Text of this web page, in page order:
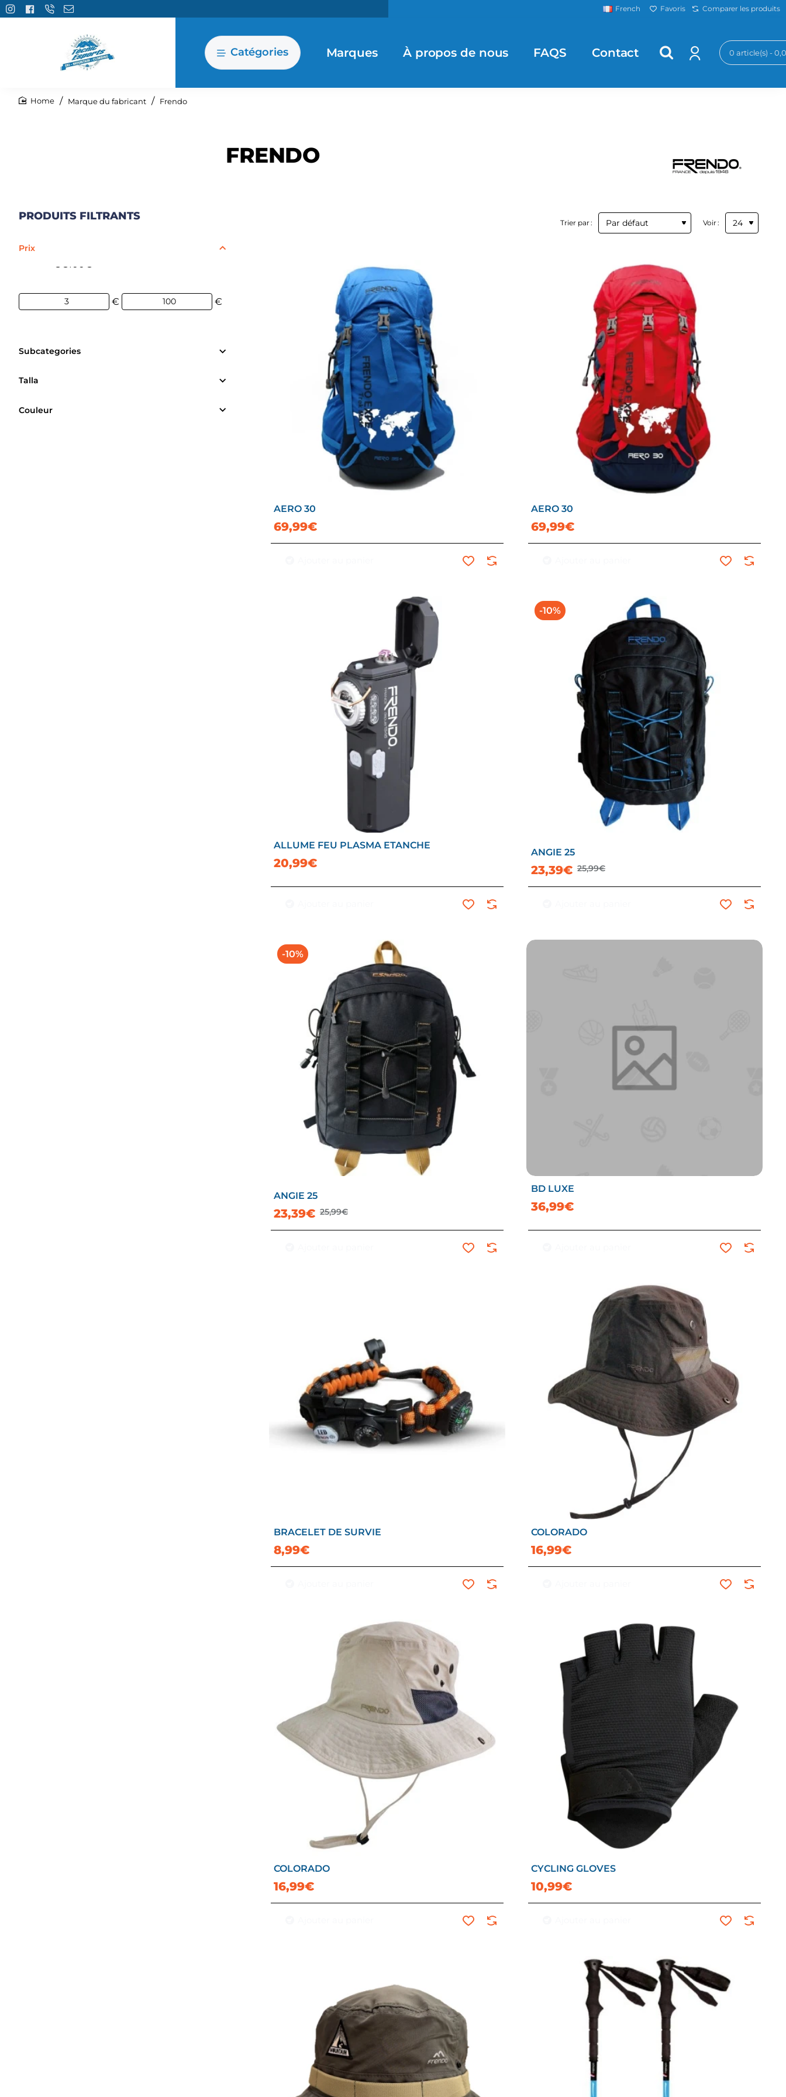
French Favoris Comparer les produits
Catégories Marques À propos de nous FAQS Contact 0 article(s) -
Marque du fabricant Frendo
FRENDO
PRODUITS FILTRANTS
Prix
3€100€
€ €
Subcategories
Talla
Couleur
Trier par : Voir :
AERO 30
69,99€
AERO 30
69,99€
ALLUME FEU PLASMA ETANCHE
20,99€
-10%
ANGIE 25
23,39€ 25,99€
-10%
ANGIE 25
23,39€ 25,99€
BD LUXE
36,99€
BRACELET DE SURVIE
8,99€
COLORADO
16,99€
COLORADO
16,99€
CYCLING GLOVES
10,99€